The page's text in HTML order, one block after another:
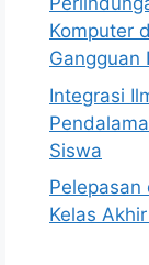
Komputer
Gangguan
Integrasi
Siswa
Pelepasan
Kelas